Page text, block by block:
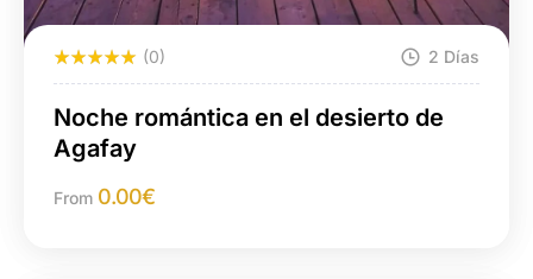
(0) 2 Días
Noche romántica en el desierto de
Agafay
From 0.00€